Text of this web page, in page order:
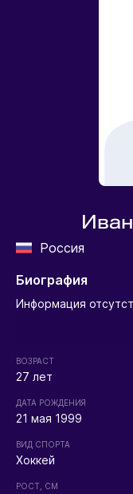
Россия
Биография
Информация
ВОЗРАСТ
27 лет
ДАТА РОЖДЕНИЯ
21 мая 1999
ВИД СПОРТА
Хоккей
РОСТ, СМ